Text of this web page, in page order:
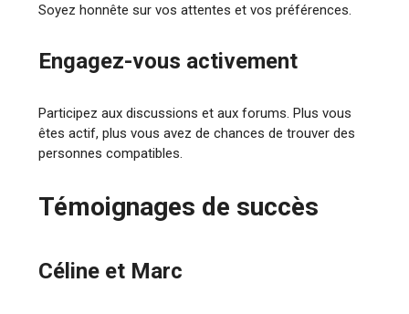
Soyez honnête sur vos attentes et vos préférences.
Engagez-vous activement
Participez aux discussions et aux forums. Plus vous
êtes actif, plus vous avez de chances de trouver des
personnes compatibles.
Témoignages de succès
Céline et Marc